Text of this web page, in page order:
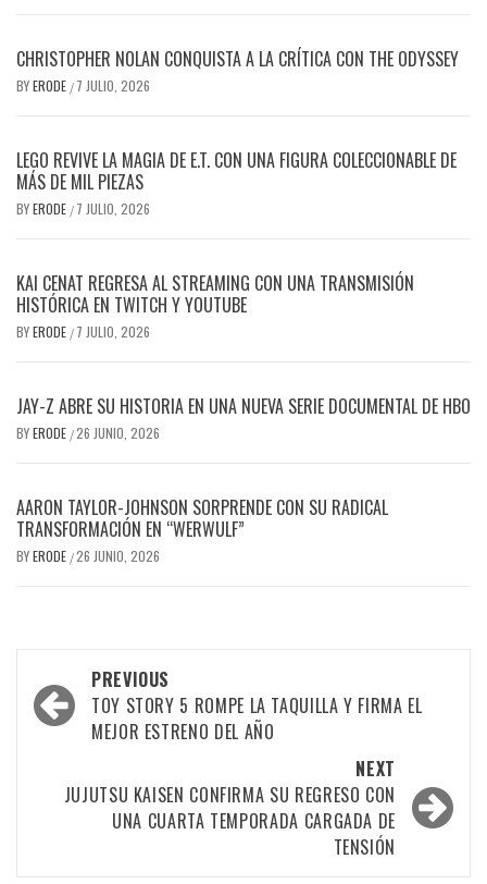
CHRISTOPHER NOLAN CONQUISTA A LA CRÍTICA CON THE ODYSSEY
BYERODE / 7 JULIO, 2026
LEGO REVIVE LA MAGIA DE E.T. CON UNA FIGURA COLECCIONABLE DE
MÁS DE MIL PIEZAS
BYERODE / 7 JULIO, 2026
KAI CENAT REGRESA AL STREAMING CON UNA TRANSMISIÓN
HISTÓRICA EN TWITCH Y YOUTUBE
BYERODE / 7 JULIO, 2026
JAY-Z ABRE SU HISTORIA EN UNA NUEVA SERIE DOCUMENTAL DE HBO
BYERODE /26 JUNIO, 2026
AARON TAYLOR-JOHNSON SORPRENDE CON SU RADICAL
TRANSFORMACIÓN EN “WERWULF”
BYERODE /26 JUNIO, 2026
PREVIOUS
TOY STORY 5 ROMPE LA TAQUILLA Y FIRMA EL
MEJOR ESTRENO DEL AÑO
NEXT
JUJUTSU KAISEN CONFIRMA SU REGRESO CON
UNA CUARTA TEMPORADA CARGADA DE
TENSIÓN